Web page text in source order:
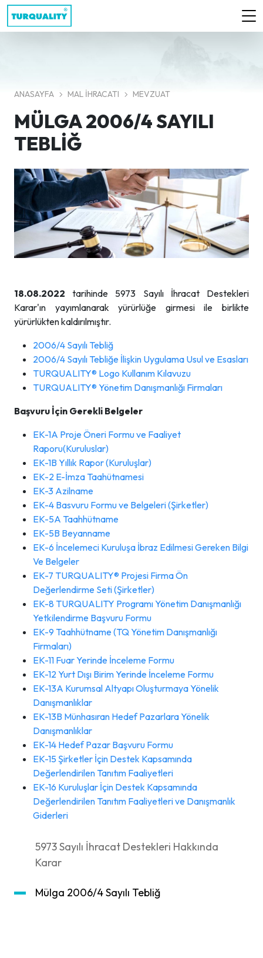
ANASAYFA MAL İHRACATI MEVZUAT
MÜLGA 2006/4 SAYILI
TEBLIĞ
5973 Sayılı İhracat Destekleri Hakkında
Karar
Mülga 2006/4 Sayılı Tebliğ
18.08.2022 tarihinde 5973 Sayılı İhracat Destekleri
Karar'ın yayımlanarak yürürlüğe girmesi ile birlikte
yürürlükten kaldırılmıştır.
2006/4 Sayılı Tebliğ
2006/4 Sayılı Tebliğe İlişkin Uygulama Usul ve Esasları
TURQUALITY® Logo Kullanım Kılavuzu
TURQUALITY® Yönetim Danışmanlığı Firmaları
Başvuru İçin Gerekli Belgeler
EK-1A Proje Öneri Formu ve Faaliyet
Raporu(Kuruluslar)
EK-1B Yıllık Rapor (Kuruluşlar)
EK-2 E-İmza Taahütnamesi
EK-3 Azilname
EK-4 Basvuru Formu ve Belgeleri (Şirketler)
EK-5A Taahhütname
EK-5B Beyanname
EK-6 İncelemeci Kuruluşa İbraz Edilmesi Gereken Bilgi
Ve Belgeler
EK-7 TURQUALITY® Projesi Firma Ön
Değerlendirme Seti (Şirketler)
EK-8 TURQUALITY Programı Yönetim Danışmanlığı
Yetkilendirme Başvuru Formu
EK-9 Taahhütname (TQ Yönetim Danışmanlığı
Firmaları)
EK-11 Fuar Yerinde İnceleme Formu
EK-12 Yurt Dışı Birim Yerinde İnceleme Formu
EK-13A Kurumsal Altyapı Oluşturmaya Yönelik
Danışmanlıklar
EK-13B Münhasıran Hedef Pazarlara Yönelik
Danışmanlıklar
EK-14 Hedef Pazar Başvuru Formu
EK-15 Şirketler İçin Destek Kapsamında
Değerlendirilen Tanıtım Faaliyetleri
EK-16 Kuruluşlar İçin Destek Kapsamında
Değerlendirilen Tanıtım Faaliyetleri ve Danışmanlık
Giderleri